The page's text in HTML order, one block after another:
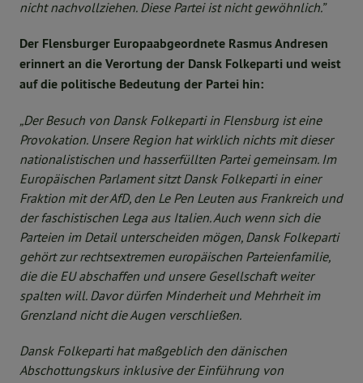
nicht nachvollziehen. Diese Partei ist nicht gewöhnlich.”
Der Flensburger Europaabgeordnete Rasmus Andresen
erinnert an die Verortung der Dansk Folkeparti und weist
auf die politische Bedeutung der Partei hin:
„Der Besuch von Dansk Folkeparti in Flensburg ist eine
Provokation. Unsere Region hat wirklich nichts mit dieser
nationalistischen und hasserfüllten Partei gemeinsam. Im
Europäischen Parlament sitzt Dansk Folkeparti in einer
Fraktion mit der AfD, den Le Pen Leuten aus Frankreich und
der faschistischen Lega aus Italien. Auch wenn sich die
Parteien im Detail unterscheiden mögen, Dansk Folkeparti
gehört zur rechtsextremen europäischen Parteienfamilie,
die die EU abschaffen und unsere Gesellschaft weiter
spalten will. Davor dürfen Minderheit und Mehrheit im
Grenzland nicht die Augen verschließen.
Dansk Folkeparti hat maßgeblich den dänischen
Abschottungskurs inklusive der Einführung von